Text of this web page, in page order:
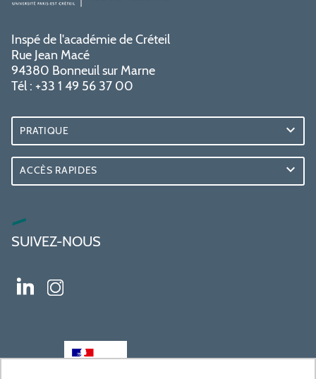
Inspé de l'académie de Créteil
Rue Jean Macé
94380 Bonneuil sur Marne
Tél : +33 1 49 56 37 00
PRATIQUE
ACCÈS RAPIDES
SUIVEZ-NOUS